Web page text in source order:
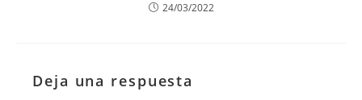
24/03/2022
Deja una respuesta